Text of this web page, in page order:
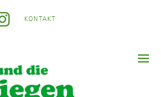
KONTAKT